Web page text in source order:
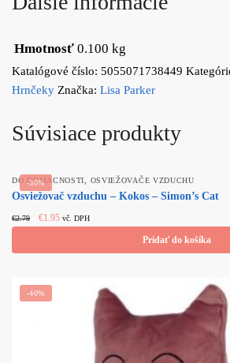
Hmotnosť 0.100 kg
Katalógové číslo: 5055071738449
Hrnčeky Značka: Lisa Parker
Súvisiace produkty
-30%
DO DOMÁCNOSTI OSVIEŽOVAČE VZDUCHU
Osviežovač vzduchu – Kokos – Simon’s Cat
€2.79
Original price
was: €2.79.
€1.95 Current
price is:
vč. DPH
Pridať do košíka
-40%